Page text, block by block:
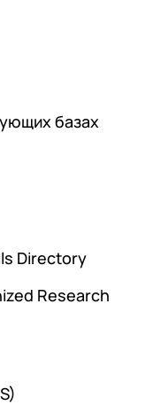
базах
Directory
Research